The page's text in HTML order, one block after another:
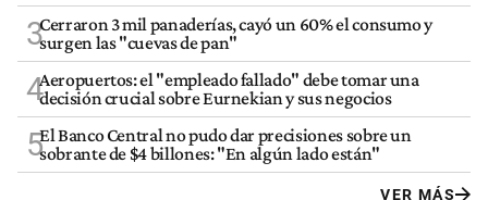
3Cerraron 3 mil panaderías, cayó un 60% el consumo y
surgen las "cuevas de pan"
4Aeropuertos: el "empleado fallado" debe tomar una
decisión crucial sobre Eurnekian y sus negocios
5El Banco Central no pudo dar precisiones sobre un
sobrante de $4 billones: "En algún lado están"
VER MÁS